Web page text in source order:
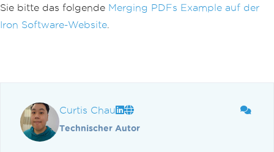
e-break-after: always;'></div>
                       <p> [PDF_B] 2nd
// Render HTML strings as PDF
documents
Sie bitte das folgende Merging PDFs Example auf der
Iron Software-Website
Curtis Chau
Technischer Autor